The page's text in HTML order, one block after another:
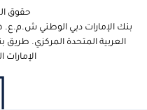
حقوق
بنك الإمارات دبي الوطني
الإمارات